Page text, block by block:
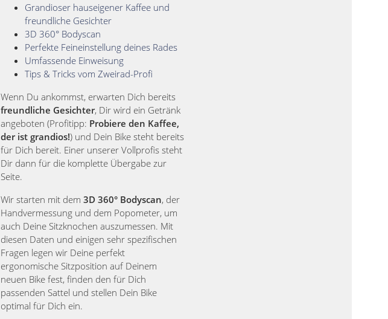
Grandioser hauseigener Kaffee und
freundliche Gesichter
3D 360° Bodyscan
Perfekte Feineinstellung deines Rades
Umfassende Einweisung
Tips & Tricks vom Zweirad-Profi
Wenn Du ankommst, erwarten Dich bereits
freundliche Gesichter, Dir wird ein Getränk
angeboten (Profitipp: Probiere den Kaffee,
der ist grandios!) und Dein Bike steht bereits
für Dich bereit. Einer unserer Vollprofis steht
Dir dann für die komplette Übergabe zur
Seite.
Wir starten mit dem 3D 360° Bodyscan, der
Handvermessung und dem Popometer, um
auch Deine Sitzknochen auszumessen. Mit
diesen Daten und einigen sehr spezifischen
Fragen legen wir Deine perfekt
ergonomische Sitzposition auf Deinem
neuen Bike fest, finden den für Dich
passenden Sattel und stellen Dein Bike
optimal für Dich ein.